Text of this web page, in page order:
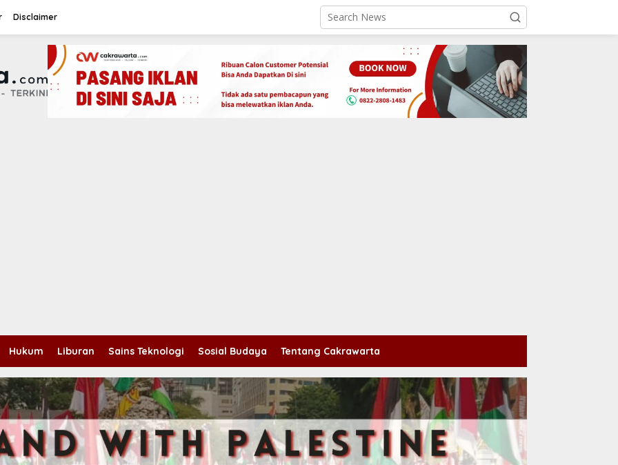
Disclaimer
Hukum Liburan Sains Teknologi Sosial Budaya Tentang Cakrawarta